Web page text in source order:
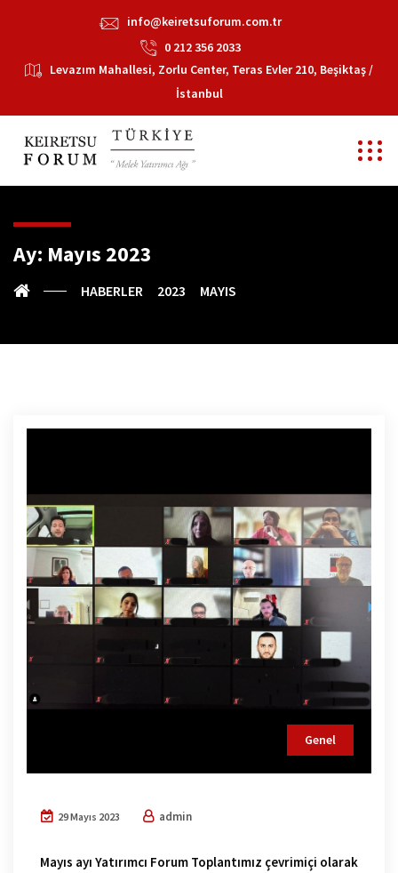
info@keiretsuforum.com.tr
0 212 356 2033
Levazım Mahallesi, Zorlu Center, Teras Evler 210, Beşiktaş /
İstanbul
Ay: Mayıs 2023
HABERLER 2023 MAYIS
Genel
29 Mayıs 2023 admin
Mayıs ayı Yatırımcı Forum Toplantımız çevrimiçi olarak